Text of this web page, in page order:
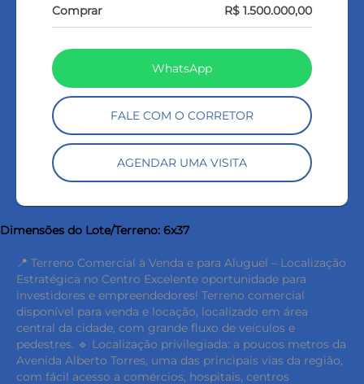
Comprar R$ 1.500.000,00
WhatsApp
FALE COM O CORRETOR
AGENDAR UMA VISITA
Dimensões do Lote/Terreno: 6x37
📍 Terreno Comercial à Venda e para Aluguel – Localização
Estratégica no Centro Excelente oportunidade para
investidores e empreendedores! Terreno comercial
disponível para venda e locação, localizado em área
central da cidade, com grande fluxo de veículos e
pedestres. 🔹 Localização privilegiada: a poucos metros da
Avenida Alberto Torres, uma das principais vias da região,
com fácil acesso a comércios, hospitais, centros